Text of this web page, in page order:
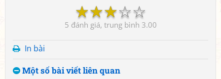
☆
☆
☆
☆
☆
5 3.00
In bài
Một số bài viết liên quan